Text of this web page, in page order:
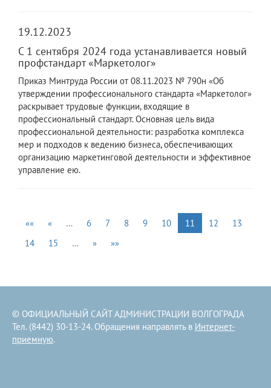
19.12.2023
С 1 сентября 2024 года устанавливается новый
профстандарт «Маркетолог»
Приказ Минтруда России от 08.11.2023 № 790н «Об
утверждении профессионального стандарта «Маркетолог»
раскрывает трудовые функции, входящие в
профессиональный стандарт. Основная цель вида
профессиональной деятельности: разработка комплекса
мер и подходов к ведению бизнеса, обеспечивающих
организацию маркетинговой деятельности и эффективное
управление ею.
«« « … 6 7 8 9 10 11 12
13
14
15 … » »»
© ОФИЦИАЛЬНЫЙ САЙТ АДМИНИСТРАЦИИ ВОЛГОГРАДА
Тел. (8442) 30-13-24. Обращения направлять в Интернет-
приемную.